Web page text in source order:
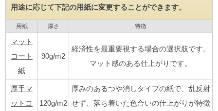
用紙 厚さ 特徴
用途に応じて下記の用紙に変更することができます。
マット
コート
紙
90g/m2
経済性を最重要視する場合の選択肢です。
マット感のある仕上がりです。
厚手マ
ットコ
120g/m2
厚みのあるつや消しタイプの紙で、乱反射
せず、落ち着いた色合いの仕上がりが特徴